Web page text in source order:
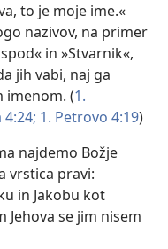
to je moje ime.«
nazivov, na primer
in »Stvarnik«,
jih vabi, naj ga
imenom. (1.
1. Petrovo 4:19)
najdemo Božje
vrstica pravi:
in Jakobu kot
Jehova se jim nisem